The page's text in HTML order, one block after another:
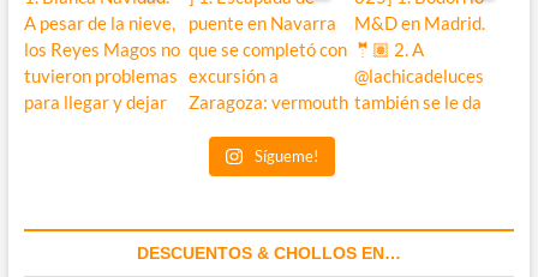
Sígueme!
DESCUENTOS & CHOLLOS EN…